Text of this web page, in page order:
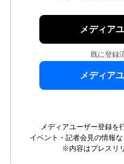
メディア
既に登録
メディア
メディアユーザー登録を
イベント・記者会見の情報
※内容はプレスリ